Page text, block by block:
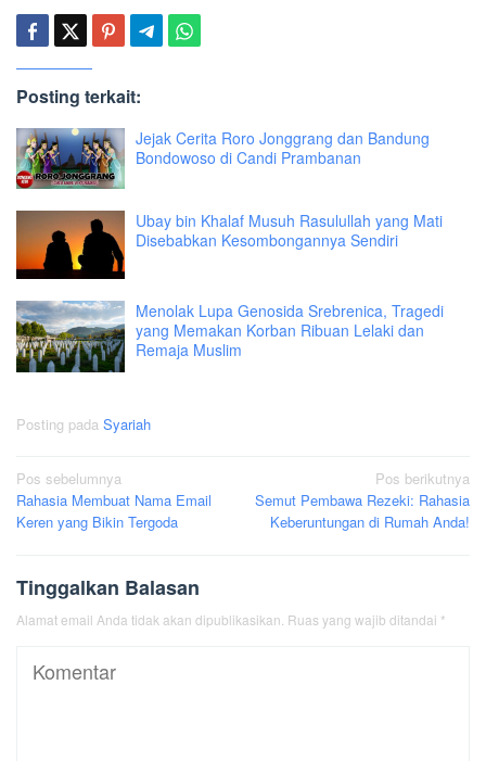
Posting terkait:
Jejak Cerita Roro Jonggrang dan Bandung
Bondowoso di Candi Prambanan
Ubay bin Khalaf Musuh Rasulullah yang Mati
Disebabkan Kesombongannya Sendiri
Menolak Lupa Genosida Srebrenica, Tragedi
yang Memakan Korban Ribuan Lelaki dan
Remaja Muslim
Posting pada Syariah
Navigasi
pos
Pos sebelumnya
Rahasia Membuat Nama Email
Keren yang Bikin Tergoda
Pos berikutnya
Semut Pembawa Rezeki: Rahasia
Keberuntungan di Rumah Anda!
Tinggalkan Balasan
Alamat email Anda tidak akan dipublikasikan. Ruas yang wajib ditandai *